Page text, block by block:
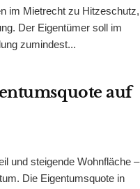
im Mietrecht zu Hitzeschutz,
Der Eigentümer soll im
zumindest...
auf
und steigende Wohnfläche –
Die Eigentumsquote in